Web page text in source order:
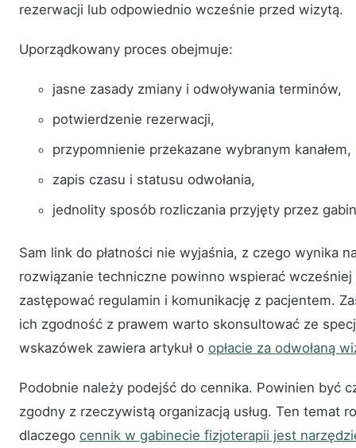
rezerwacji lub odpowiednio wcześnie przed wizytą.
Uporządkowany proces obejmuje:
jasne zasady zmiany i odwoływania terminów,
potwierdzenie rezerwacji,
przypomnienie przekazane wybranym kanałem,
zapis czasu i statusu odwołania,
jednolity sposób rozliczania przyjęty przez
Sam link do płatności nie wyjaśnia, z czego wynika
rozwiązanie techniczne powinno wspierać
zastępować regulamin i komunikację z pacjentem.
ich zgodność z prawem warto skonsultować ze
wskazówek zawiera artykuł o opłacie za odwołaną
Podobnie należy podejść do cennika. Powinien być
zgodny z rzeczywistą organizacją usług. Ten temat
dlaczego cennik w gabinecie fizjoterapii jest